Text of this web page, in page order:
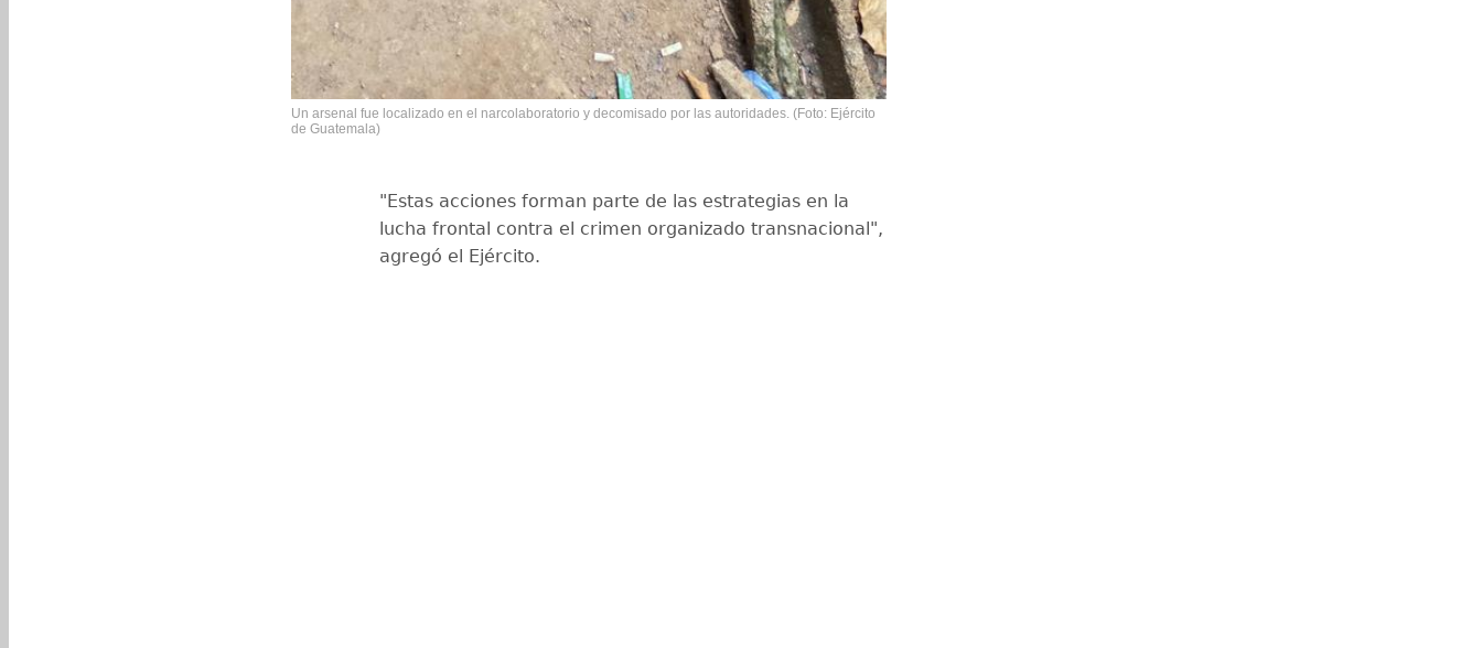
Un arsenal fue localizado en el narcolaboratorio y decomisado por las autoridades. (Foto: Ejército
de Guatemala)
"Estas acciones forman parte de las estrategias en la
lucha frontal contra el crimen organizado transnacional",
agregó el Ejército.